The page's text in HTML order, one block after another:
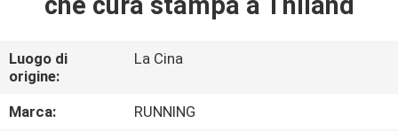
GIRO
DELLA
FABBRICA
Luogo di
origine:
La Cina
Marca:
RUNNING